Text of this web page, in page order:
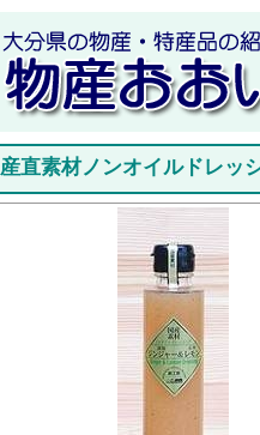
産直素材ノンオイルドレ